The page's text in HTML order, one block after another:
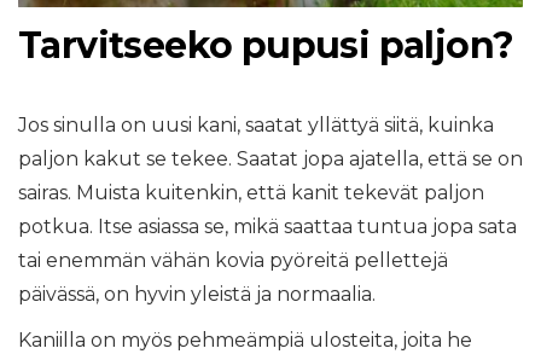
Tarvitseeko pupusi paljon?
Jos sinulla on uusi kani, saatat yllättyä siitä, kuinka
paljon kakut se tekee. Saatat jopa ajatella, että se on
sairas. Muista kuitenkin, että kanit tekevät paljon
potkua. Itse asiassa se, mikä saattaa tuntua jopa sata
tai enemmän vähän kovia pyöreitä pellettejä
päivässä, on hyvin yleistä ja normaalia.
Kaniilla on myös pehmeämpiä ulosteita, joita he